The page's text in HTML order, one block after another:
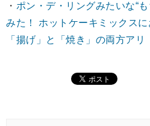
・ ポン・デ・リングみたいな“
みた！ ホットケーキミックス
「揚げ」と「焼き」の両方アリ